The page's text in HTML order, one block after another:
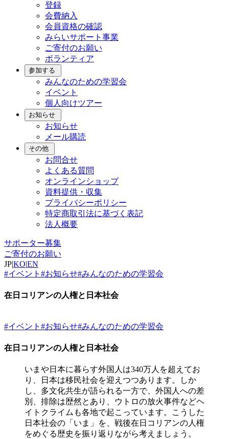
登録
会費納入
会員資格の確認
みらいサポート事業
ご寄付のお願い
ボランティア
参加する
みんなのための学習会
イベント
個人向けツアー
お知らせ
お知らせ
メール購読
その他
お問合せ
よくある質問
オンラインショップ
資料提供・収集
プライバシーポリシー
特定商取引法に基づく表記
法人概要
サポーター募集
ご寄付のお願い
JP|KO|EN
#イベント #お知らせ#みんなのための学習会
在日コリアンの人権と日本社会
#イベント #お知らせ#みんなのための学習会
在日コリアンの人権と日本社会
いまや日本に暮らす外国人は340万人を超えてお
り、日本は移民社会を迎えつつあります。しか
し、多文化共生が語られる一方で、外国人への差
別、排除は歴然とあり、ウトロの放火事件などヘ
イトクライムも各地で起こっています。こうした
日本社会の「いま」を、戦後在日コリアンの人権
をめぐる歴史を振り返りながら考えましょう。